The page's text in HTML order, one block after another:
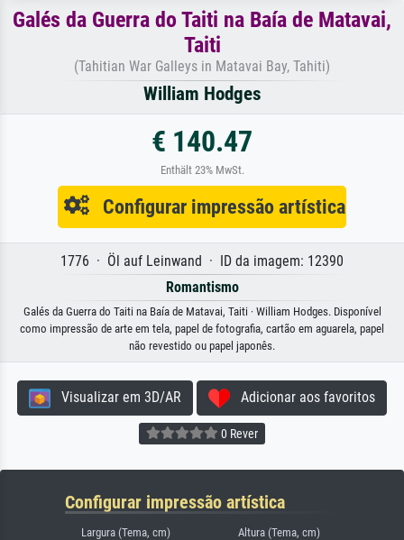
Galés da Guerra do Taiti na Baía de Matavai,
Taiti
(Tahitian War Galleys in Matavai Bay, Tahiti)
William Hodges
€ 140.47
Enthält 23% MwSt.
Configurar impressão artística
1776 · Öl auf Leinwand · ID da imagem: 12390
Romantismo
Galés da Guerra do Taiti na Baía de Matavai, Taiti · William Hodges. Disponível
como impressão de arte em tela, papel de fotografia, cartão em aguarela, papel
não revestido ou papel japonês.
Visualizar em 3D/AR Adicionar aos favoritos
0 Rever
Configurar impressão artística
Largura (Tema, cm) Altura (Tema, cm)